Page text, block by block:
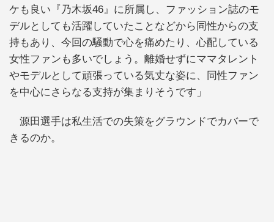
ケも良い『乃木坂46』に所属し、ファッション誌のモ
デルとしても活躍していたことなどから同性からの支
持もあり、今回の騒動で心を痛めたり、心配している
女性ファンも多いでしょう。離婚せずにママタレント
やモデルとして頑張っている気丈な姿に、同性ファン
を中心にさらなる支持が集まりそうです」
源田選手は私生活での失策をグラウンドでカバーで
きるのか。